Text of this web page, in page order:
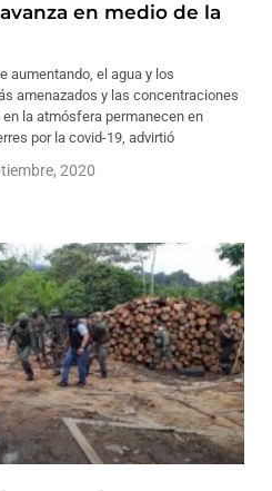
en medio de la
aumentando, el agua y los
amenazados y las concentraciones
la atmósfera permanecen en
por la covid-19, advirtió
2020